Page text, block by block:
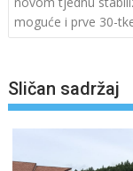
moguće i prve 30-
Sličan sadržaj